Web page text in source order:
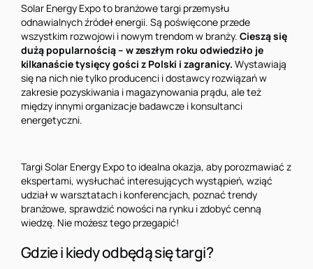
Solar Energy Expo to branżowe targi przemysłu
odnawialnych źródeł energii. Są poświęcone przede
wszystkim rozwojowi i nowym trendom w branży. Cieszą się
dużą popularnością – w zeszłym roku odwiedziło je
kilkanaście tysięcy gości z Polski i zagranicy. Wystawiają
się na nich nie tylko producenci i dostawcy rozwiązań w
zakresie pozyskiwania i magazynowania prądu, ale też
między innymi organizacje badawcze i konsultanci
energetyczni.
Targi Solar Energy Expo to idealna okazja, aby porozmawiać z
ekspertami, wysłuchać interesujących wystąpień, wziąć
udział w warsztatach i konferencjach, poznać trendy
branżowe, sprawdzić nowości na rynku i zdobyć cenną
wiedzę. Nie możesz tego przegapić!
Gdzie i kiedy odbędą się targi?